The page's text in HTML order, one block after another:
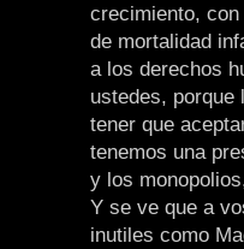
crecimiento,
de mortalidad
a los derechos
ustedes, porque
tener que
tenemos una
y los
Y se ve que a
inutiles como